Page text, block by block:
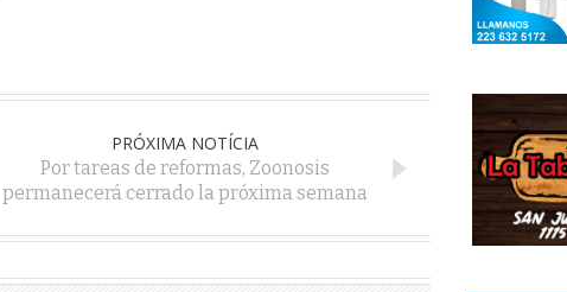
PRÓXIMA NOTÍCIA
Por tareas de reformas, Zoonosis
permanecerá cerrado la próxima semana